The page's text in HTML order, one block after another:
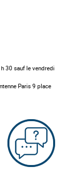
30 sauf le vendredi
Paris 9 place